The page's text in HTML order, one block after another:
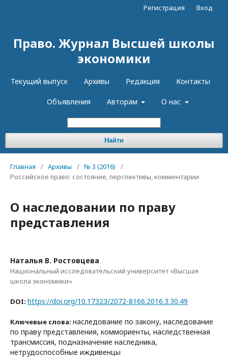
Право. Журнал Высшей школы
экономики
Текущий выпуск Архивы Редакция Контакты
Объявления Авторам О нас
Найти
Регистрация Вход
Главная / Архивы / № 3 (2016)
/
Российское право: состояние, перспективы, комментарии
О наследовании по праву
представления
Наталья В. Ростовцева
Национальный исследовательский университет «Высшая
школа экономики»
DOI: https://doi.org/10.17323/2072-8166.2016.3.30.49
Ключевые слова: наследование по закону, наследование
по праву представления, коммориенты, наследственная
трансмиссия, подназначение наследника,
нетрудоспособные иждивенцы